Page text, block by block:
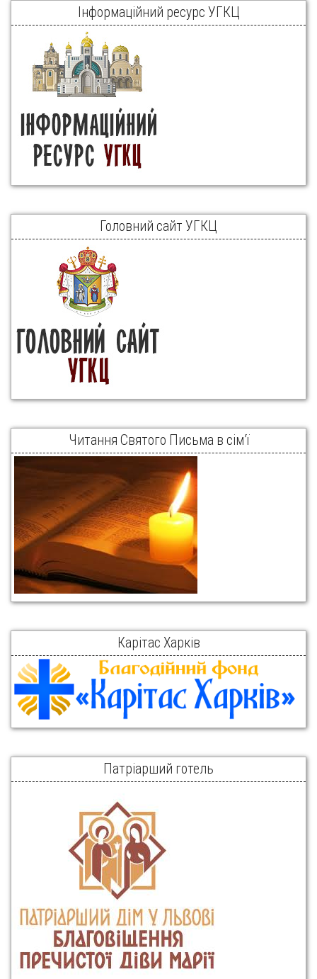
Інформаційний ресурс УГКЦ
Головний сайт УГКЦ
Читання Святого Письма в сім’ї
Карітас Харків
Патріарший готель